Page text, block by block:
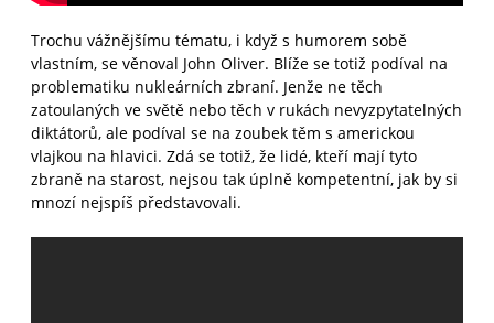
Trochu vážnějšímu tématu, i když s humorem sobě
vlastním, se věnoval John Oliver. Blíže se totiž podíval na
problematiku nukleárních zbraní. Jenže ne těch
zatoulaných ve světě nebo těch v rukách nevyzpytatelných
diktátorů, ale podíval se na zoubek těm s americkou
vlajkou na hlavici. Zdá se totiž, že lidé, kteří mají tyto
zbraně na starost, nejsou tak úplně kompetentní, jak by si
mnozí nejspíš představovali.